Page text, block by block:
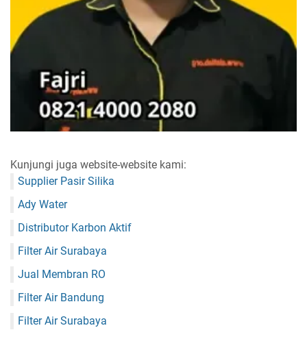
Kunjungi juga website-website kami:
Supplier Pasir Silika
Ady Water
Distributor Karbon Aktif
Filter Air Surabaya
Jual Membran RO
Filter Air Bandung
Filter Air Surabaya